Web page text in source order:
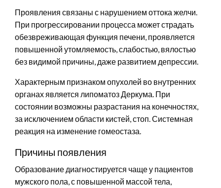
Проявления связаны с нарушением оттока желчи.
При прогрессировании процесса может страдать
обезвреживающая функция печени, проявляется
повышенной утомляемость, слабостью, вялостью
без видимой причины, даже развитием депрессии.
Характерным признаком опухолей во внутренних
органах является липоматоз Деркума. При
состоянии возможны разрастания на конечностях,
за исключением области кистей, стоп. Системная
реакция на изменение гомеостаза.
Причины появления
Образование диагностируется чаще у пациентов
мужского пола, с повышенной массой тела,